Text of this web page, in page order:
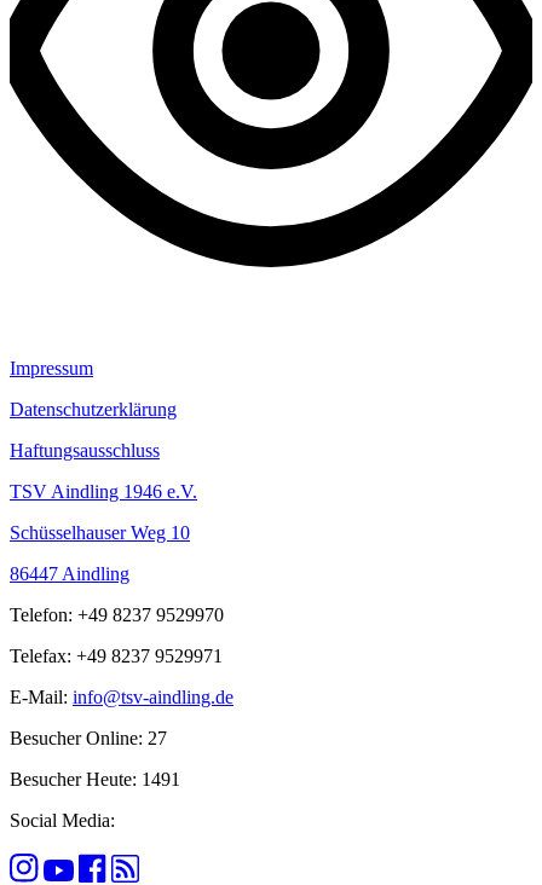
Impressum
Datenschutzerklärung
Haftungsausschluss
TSV Aindling 1946 e.V.
Schüsselhauser Weg 10
86447 Aindling
Telefon: +49 8237 9529970
Telefax: +49 8237 9529971
E-Mail: info@tsv-aindling.de
Besucher Online: 27
Besucher Heute: 1491
Social Media: